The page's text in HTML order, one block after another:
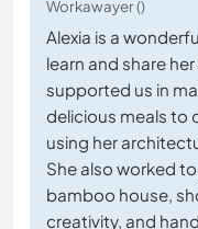
Workawayer ()
Alexia is a
learn and share
supported us in
delicious meals to
using her
She also worked
bamboo house,
creativity, and